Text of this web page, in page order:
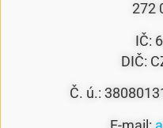
272
IČ:
DIČ:
Č. ú.: